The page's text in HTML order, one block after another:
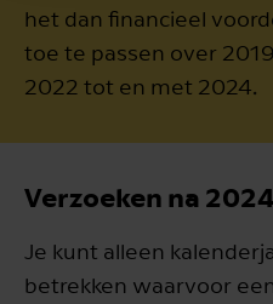
het dan financieel
toe te passen over
2022 tot en met 2024.
Verzoeken na 2024
Je kunt alleen
betrekken waarvoor